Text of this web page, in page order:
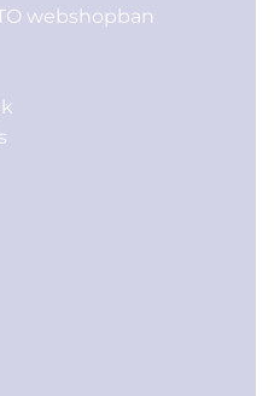
webshopban